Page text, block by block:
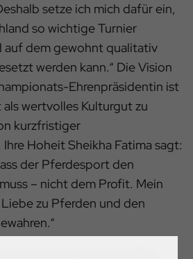
setze ich mich dafür ein,
so wichtige Turnier
auf dem gewohnt qualitativ
werden kann.“ Die Vision
Ehrenpräsidentin ist
wertvolles Kulturgut zu
kurzfristiger
Hoheit Sheikha Fatima sagt:
der Pferdesport den
– nicht dem Profit. Mein
zu Pferden und den
sind das bedeutendste